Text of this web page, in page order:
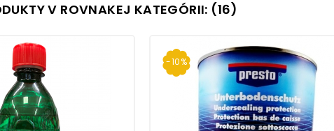
V ROVNAKEJ KATEGÓRII: (16)
-10%